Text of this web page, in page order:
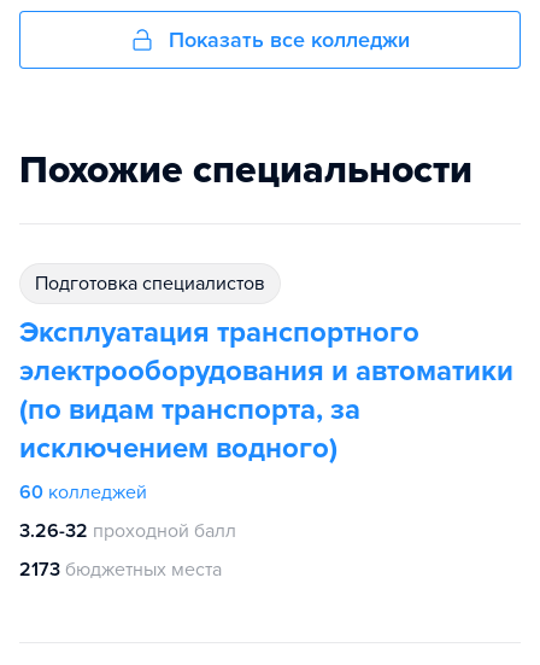
Показать все колледжи
Похожие специальности
подготовка специалистов
Эксплуатация транспортного
электрооборудования и автоматики
(по видам транспорта, за
исключением водного)
60 колледжей
3.26-32 проходной балл
2173 бюджетных места